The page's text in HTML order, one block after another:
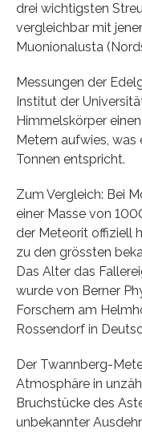
drei wichtigsten
vergleichbar mit
Muonionalusta
Messungen der
Institut der
Himmelskörper
Metern aufwies,
Tonnen entspricht.
Zum Vergleich: Bei
einer Masse von
der Meteorit offiziell
zu den grössten
Das Alter das
wurde von Berner
Forschern am
Rossendorf in
Der Twannberg-
Atmosphäre in
Bruchstücke des
unbekannter